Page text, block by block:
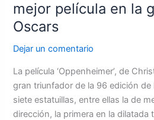
mejor película en la
Oscars
Dejar un comentario
La película ‘Oppenheimer’, de
gran triunfador de la 96 edición de
siete estatuillas, entre ellas la de
dirección, la primera en la dilatada